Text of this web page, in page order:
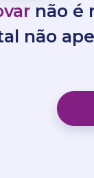
não é
não